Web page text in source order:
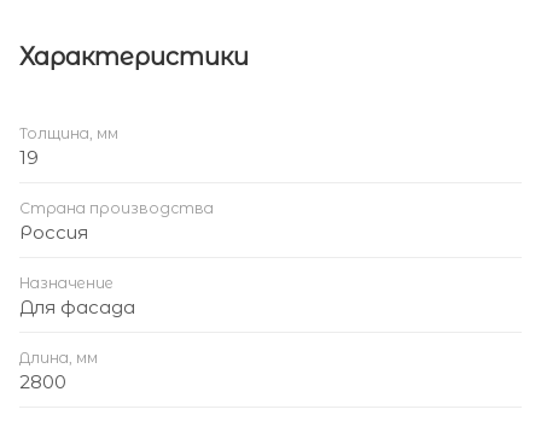
Плотность - XL
Характеристики
Толщина, мм
19
Страна производства
Россия
Назначение
Для фасада
Длина, мм
2800